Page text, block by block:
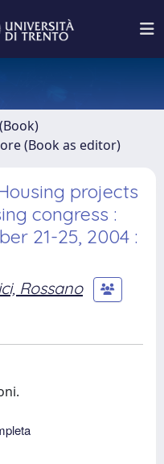
(Book as editor)
projects
congress :
21-25, 2004 :
Rossano